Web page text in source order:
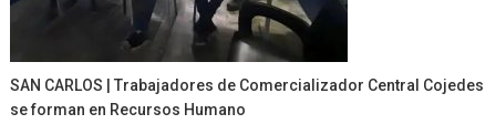
SAN CARLOS | Trabajadores de Comercializador Central Cojedes
se forman en Recursos Humano